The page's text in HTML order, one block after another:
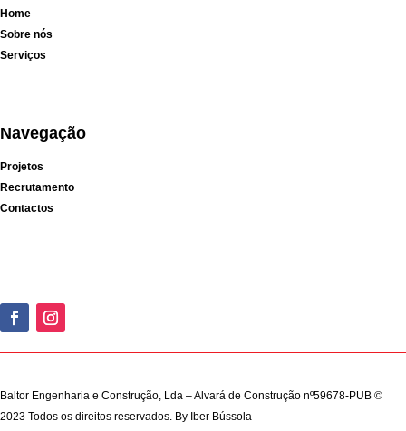
Home
Sobre nós
Serviços
Navegação
Projetos
Recrutamento
Contactos
Baltor Engenharia e Construção, Lda – Alvará de Construção nº59678-PUB ©
2023 Todos os direitos reservados. By Iber Bússola